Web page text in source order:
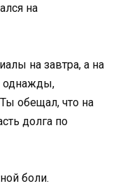
на
на завтра, а на
однажды,
обещал, что на
долга по
боли.